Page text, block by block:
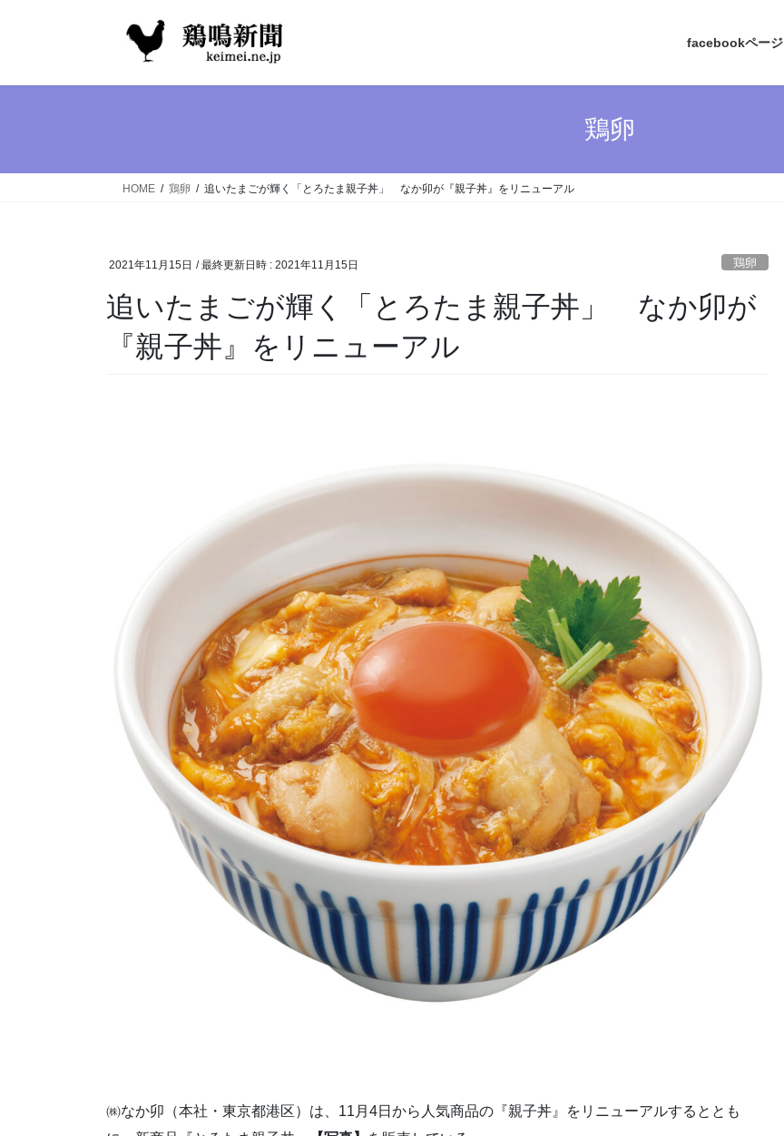
facebookページ
鶏卵
HOME 鶏卵 追いたまごが輝く「とろたま親子丼」 なか卯が『親子丼』をリニューアル
2021年11月15日 / 最終更新日時 : 2021年11月15日 鶏卵
追いたまごが輝く「とろたま親子丼」 なか卯が
『親子丼』をリニューアル
㈱なか卯（本社・東京都港区）は、11月4日から人気商品の『親子丼』をリニューアルするととも